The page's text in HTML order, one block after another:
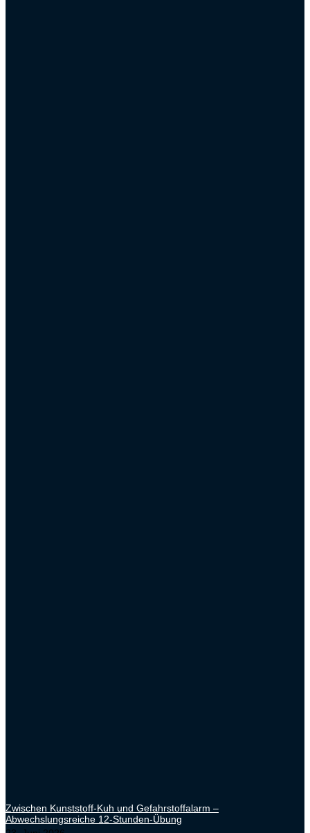
Zwischen Kunststoff-Kuh und Gefahrstoffalarm –
Abwechslungsreiche 12-Stunden-Übung